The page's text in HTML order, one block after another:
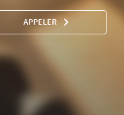
APPELERAFFICHER
CLUB
L'APPART